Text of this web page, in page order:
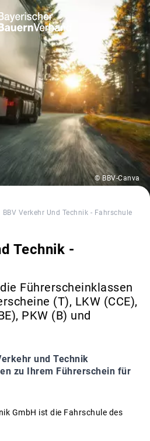
© BBV-Canva
BBV Verkehr Und Technik - Fahrschule
Technik -
Führerscheinklassen
(T), LKW (CCE),
PKW (B) und
und Technik
zu Ihrem Führerschein für
GmbH ist die Fahrschule des